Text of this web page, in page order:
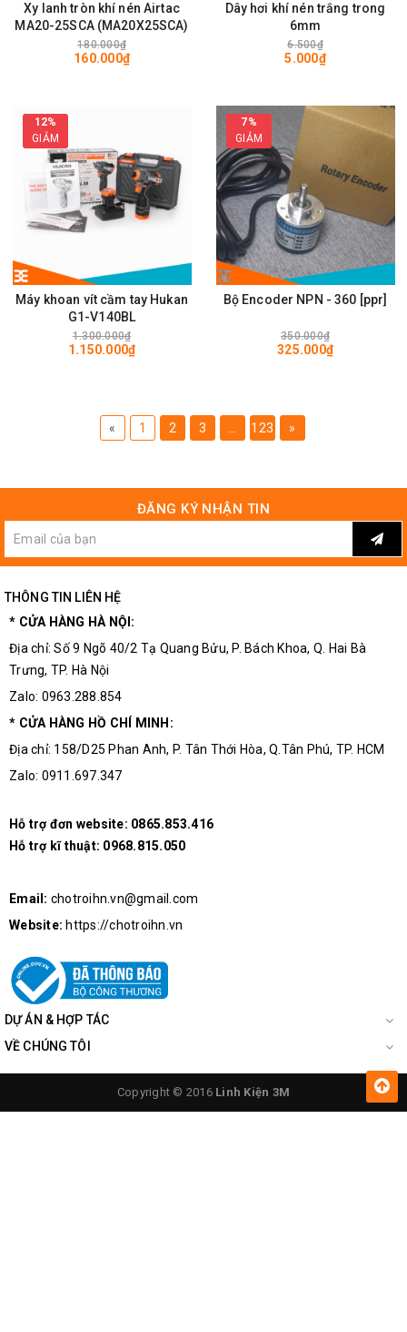
Xy lanh tròn khí nén Airtac
MA20-25SCA (MA20X25SCA)
180.000₫
160.000₫
Dây hơi khí nén trắng trong
6mm
6.500₫
5.000₫
12%
GIẢM
Máy khoan vít cầm tay Hukan
G1-V140BL
1.300.000₫
1.150.000₫
7%
GIẢM
Bộ Encoder NPN - 360 [ppr]
350.000₫
325.000₫
« 1 2 3 123 »
ĐĂNG KÝ NHẬN TIN
THÔNG TIN LIÊN HỆ
* CỬA HÀNG HÀ NỘI:
Địa chỉ: Số 9 Ngõ 40/2 Tạ Quang Bửu, P. Bách Khoa, Q. Hai Bà
Trưng, TP. Hà Nội
Zalo: 0963.288.854
* CỬA HÀNG HỒ CHÍ MINH:
Địa chỉ: 158/D25 Phan Anh, P. Tân Thới Hòa, Q.Tân Phú, TP. HCM
Zalo: 0911.697.347
Hỗ trợ đơn website: 0865.853.416
Hỗ trợ kĩ thuật: 0968.815.050
Email: chotroihn.vn@gmail.com
Website: https://chotroihn.vn
DỰ ÁN & HỢP TÁC
VỀ CHÚNG TÔI
Copyright © 2016 Linh Kiện 3M